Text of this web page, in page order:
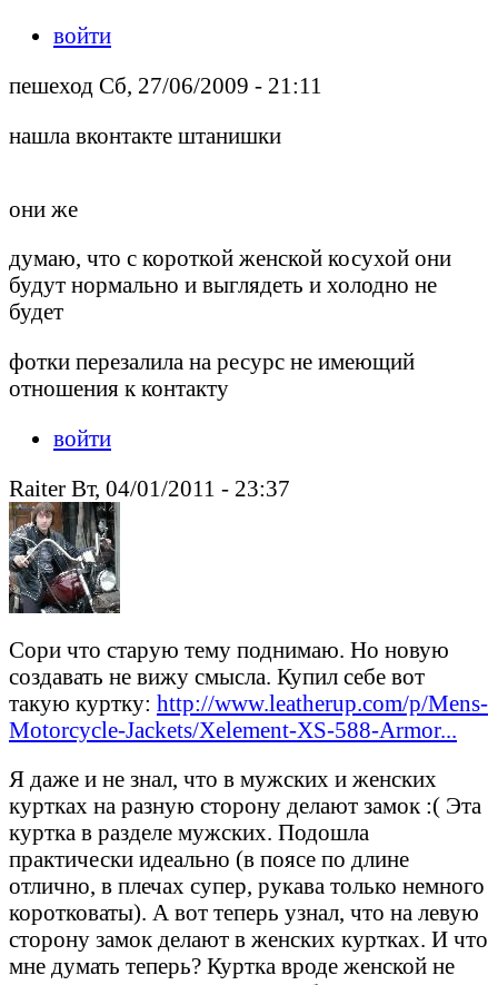
войти
пешеход Сб, 27/06/2009 - 21:11
нашла вконтакте штанишки
они же
думаю, что с короткой женской косухой они
будут нормально и выглядеть и холодно не
будет
фотки перезалила на ресурс не имеющий
отношения к контакту
войти
Raiter Вт, 04/01/2011 - 23:37
Сори что старую тему поднимаю. Но новую
создавать не вижу смысла. Купил себе вот
такую куртку: http://www.leatherup.com/p/Mens-
Motorcycle-Jackets/Xelement-XS-588-Armor...
Я даже и не знал, что в мужских и женских
куртках на разную сторону делают замок :( Эта
куртка в разделе мужских. Подошла
практически идеально (в поясе по длине
отлично, в плечах супер, рукава только немного
коротковаты). А вот теперь узнал, что на левую
сторону замок делают в женских куртках. И что
мне думать теперь? Куртка вроде женской не